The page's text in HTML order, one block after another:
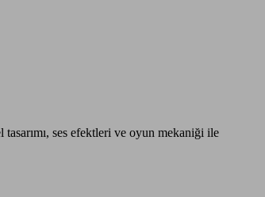
ses efektleri ve oyun mekaniği ile